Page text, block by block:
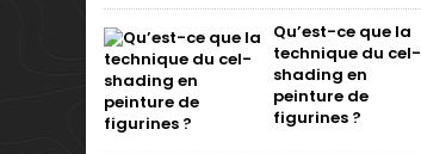
Qu’est-ce que la
technique du cel-
shading en
peinture de
figurines ?